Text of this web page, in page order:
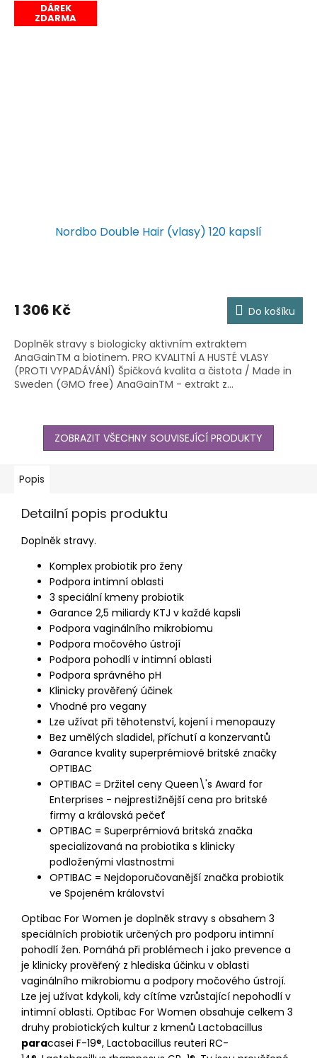
DÁREK
ZDARMA
Nordbo Double Hair (vlasy) 120 kapslí
1 306 Kč Do košíku
Doplněk stravy s biologicky aktivním extraktem
AnaGainTM a biotinem. PRO KVALITNÍ A HUSTÉ VLASY
(PROTI VYPADÁVÁNÍ) Špičková kvalita a čistota / Made in
Sweden (GMO free) AnaGainTM - extrakt z...
ZOBRAZIT VŠECHNY SOUVISEJÍCÍ PRODUKTY
Popis
Detailní popis produktu
Doplněk stravy.
Komplex probiotik pro ženy
Podpora intimní oblasti
3 speciální kmeny probiotik
Garance 2,5 miliardy KTJ v každé kapsli
Podpora vaginálního mikrobiomu
Podpora močového ústrojí
Podpora pohodlí v intimní oblasti
Podpora správného pH
Klinicky prověřený účinek
Vhodné pro vegany
Lze užívat při těhotenství, kojení i menopauzy
Bez umělých sladidel, příchutí a konzervantů
Garance kvality superprémiové britské značky
OPTIBAC
OPTIBAC = Držitel ceny Queen\'s Award for
Enterprises - nejprestižnější cena pro britské
firmy a královská pečeť
OPTIBAC = Superprémiová britská značka
specializovaná na probiotika s klinicky
podloženými vlastnostmi
OPTIBAC = Nejdoporučovanější značka probiotik
ve Spojeném království
Optibac For Women je doplněk stravy s obsahem 3
speciálních probiotik určených pro podporu intimní
pohodlí žen. Pomáhá při problémech i jako prevence a
je klinicky prověřený z hlediska účinku v oblasti
vaginálního mikrobiomu a podpory močového ústrojí.
Lze jej užívat kdykoli, kdy cítíme vzrůstající nepohodlí v
intimní oblasti. Optibac For Women obsahuje celkem 3
druhy probiotických kultur z kmenů Lactobacillus
paracasei F-19®, Lactobacillus reuteri RC-